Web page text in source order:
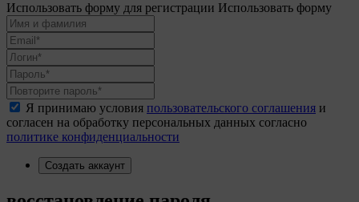
Использовать форму для регистрации Использовать форму
Я принимаю условия пользовательского соглашения и
согласен на обработку персональных данных согласно
политике конфиденциальности
Создать аккаунт